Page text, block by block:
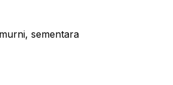
sementara